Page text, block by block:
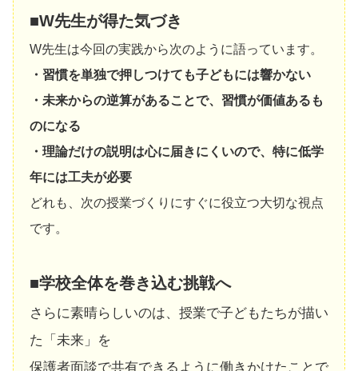
■W先生が得た気づき
W先生は今回の実践から次のように語っています。
・習慣を単独で押しつけても子どもには響かない
・未来からの逆算があることで、習慣が価値あるも
のになる
・理論だけの説明は心に届きにくいので、特に低学
年には工夫が必要
どれも、次の授業づくりにすぐに役立つ大切な視点
です。
■学校全体を巻き込む挑戦へ
さらに素晴らしいのは、授業で子どもたちが描い
た「未来」を
保護者面談で共有できるように働きかけたことで